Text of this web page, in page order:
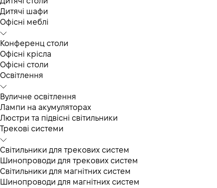
Дитячі шафи
Офісні меблі
Конференц столи
Офісні крісла
Офісні столи
Освітлення
Вуличне освітлення
Лампи на акумуляторах
Люстри та підвісні світильники
Трекові системи
Світильники для трекових систем
Шинопроводи для трекових систем
Світильники для магнітних систем
Шинопроводи для магнітних систем